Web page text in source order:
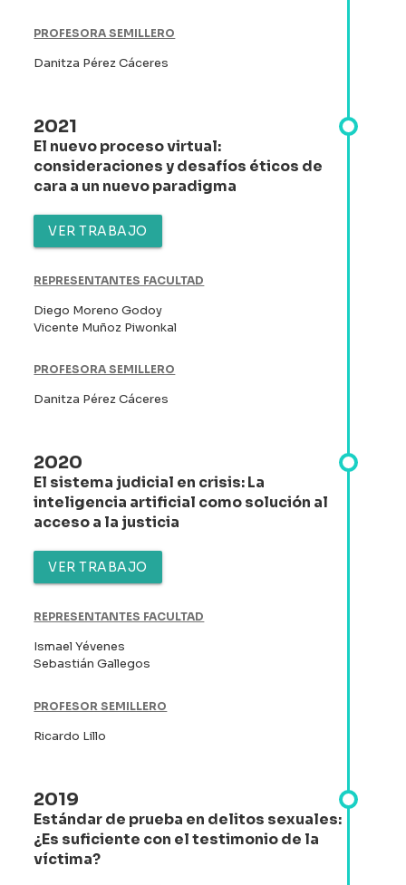
PROFESORA SEMILLERO
Danitza Pérez Cáceres
2021
El nuevo proceso virtual:
consideraciones y desafíos éticos de
cara a un nuevo paradigma
VER TRABAJO
REPRESENTANTES FACULTAD
Diego Moreno Godoy
Vicente Muñoz Piwonkal
PROFESORA SEMILLERO
Danitza Pérez Cáceres
2020
El sistema judicial en crisis: La
inteligencia artificial como solución al
acceso a la justicia
VER TRABAJO
REPRESENTANTES FACULTAD
Ismael Yévenes
Sebastián Gallegos
PROFESOR SEMILLERO
Ricardo Lillo
2019
Estándar de prueba en delitos sexuales:
¿Es suficiente con el testimonio de la
víctima?